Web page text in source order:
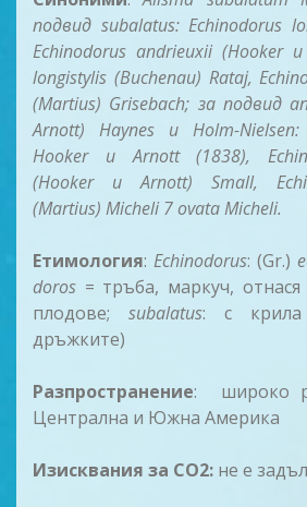
подвид subalatus: Echinodorus
Echinodorus andrieuxii (Hooker
longistylis (Buchenau) Rataj,
(Martius) Grisebach; за подвид
Arnott) Haynes и Holm-
Hooker и Arnott (1838),
(Hooker и Arnott) Small,
(Martius) Micheli 7 ovata Micheli.
Етимология: Echinodorus: (Gr.)
doros = тръба, маркуч,
плодове; subalatus: с крила
дръжките)
Разпространение: широко
Централна и Южна Америка
Изисквания за CO2: не е